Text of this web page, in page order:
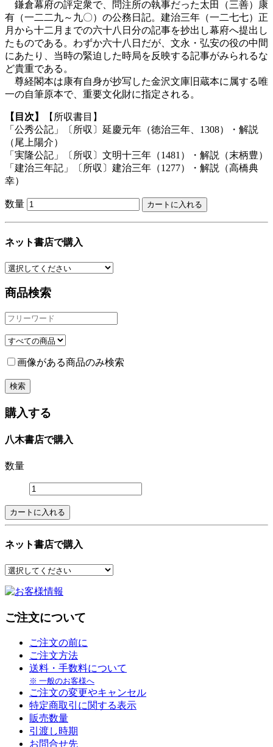
鎌倉幕府の評定衆で、問注所の執事だった太田（三善）康
有（一二二九～九〇）の公務日記。建治三年（一二七七）正
月から十二月までの六十八日分の記事を抄出し幕府へ提出し
たものである。わずか六十八日だが、文永・弘安の役の中間
にあたり、当時の緊迫した時局を反映する記事がみられるな
ど貴重である。
尊経閣本は康有自身が抄写した金沢文庫旧蔵本に属する唯
一の自筆原本で、重要文化財に指定される。
【目次】
【所収書目】
「公秀公記」〔所収〕延慶元年（徳治三年、1308）・解説
（尾上陽介）
「実隆公記」〔所収〕文明十三年（1481）・解説（末柄豊）
「建治三年記」〔所収〕建治三年（1277）・解説（高橋典
幸）
数量
ネット書店で購入
商品検索
画像がある商品のみ検索
購入する
八木書店で購入
数量
ネット書店で購入
ご注文について
ご注文の前に
ご注文方法
送料・手数料について
※ 一般のお客様へ
ご注文の変更やキャンセル
特定商取引に関する表示
販売数量
引渡し時期
お問合せ先